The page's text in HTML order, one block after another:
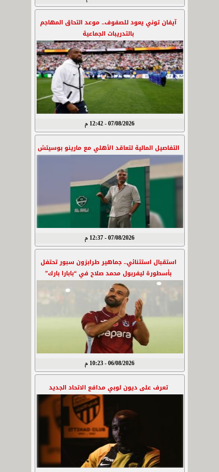
آيفان توني يعود للصفوف.. موعد التحاق المهاجم
بالتدريبات الجماعية
07/08/2026 - 12:42 م
التفاصيل المالية لتعاقد الأهلي مع مارينو بوسيتش
07/08/2026 - 12:37 م
استقبال استثنائي.. جماهير طرابزون سبور تحتفل
بأسطورة ليفربول محمد صلاح في “بابارا بارك”
06/08/2026 - 10:23 م
تعرف على ديون لوبي مدافع الاتحاد الجديد